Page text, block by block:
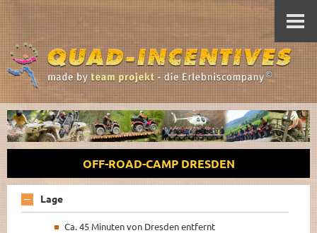
OFF-ROAD-CAMP DRESDEN
Lage
Ca. 45 Minuten von Dresden entfernt